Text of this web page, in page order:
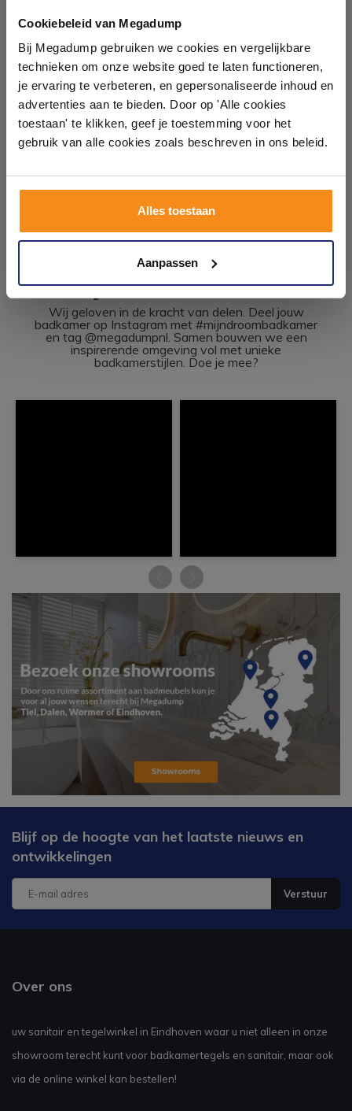
Cookiebeleid van Megadump
Bij Megadump gebruiken we cookies en vergelijkbare
technieken om onze website goed te laten functioneren,
je ervaring te verbeteren, en gepersonaliseerde inhoud en
advertenties aan te bieden. Door op 'Alle cookies
toestaan' te klikken, geef je toestemming voor het
gebruik van alle cookies zoals beschreven in ons beleid.
Alles toestaan
Aanpassen
Hoogte: 50 cm
Diepte: 47.5 cm
#mijndroombadkamer
Wij geloven in de kracht van delen. Deel jouw
badkamer op Instagram met #mijndroombadkamer
en tag @megadumpnl. Samen bouwen we een
inspirerende omgeving vol met unieke
badkamerstijlen. Doe je mee?
Blijf op de hoogte van het laatste nieuws en
ontwikkelingen
Verstuur
Over ons
uw sanitair en tegelwinkel in Eindhoven waar u niet alleen in onze
showroom terecht kunt voor badkamertegels en sanitair, maar ook
via de online winkel kan bestellen!
badkamers in onze 1000 m²
showroom
Laat je inspireren door 21 volledig ingerichte
badkameropstellingen – van compact tot luxe. Onze
ervaren adviseurs helpen je persoonlijk, en je vindt
tegels & sanitair direct uit voorraad. Gratis parkeren
op eigen terrein.
Kom langs en ervaar zelf het verschil!